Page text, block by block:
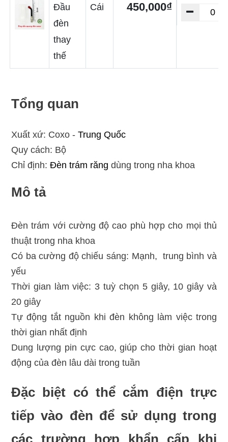
Đầu
đèn
thay
thế
Cái 450,000₫
Tổng quan
Xuất xứ: Coxo - Trung Quốc
Quy cách: Bộ
Chỉ định: Đèn trám răng dùng trong nha khoa
Mô tả
Đèn trám với cường độ cao phù hợp cho mọi thủ
thuật trong nha khoa
Có ba cường độ chiếu sáng: Mạnh, trung bình và
yếu
Thời gian làm việc: 3 tuỳ chọn 5 giây, 10 giây và
20 giây
Tự động tắt nguồn khi đèn không làm việc trong
thời gian nhất định
Dung lượng pin cực cao, giúp cho thời gian hoạt
động của đèn lâu dài trong tuần
Đặc biệt có thể cắm điện trực
tiếp vào đèn để sử dụng trong
các trường hợp khẩn cấp khi